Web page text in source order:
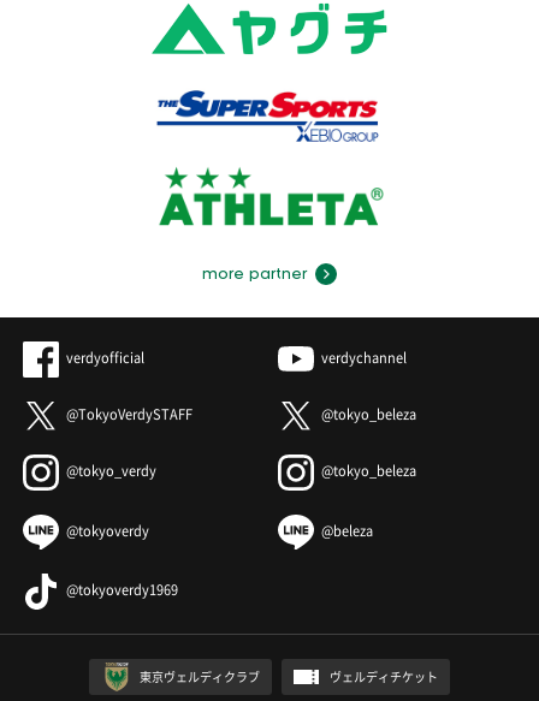
more partner
verdyofficial verdychannel
@TokyoVerdySTAFF @tokyo_beleza
@tokyo_verdy @tokyo_beleza
@tokyoverdy @beleza
@tokyoverdy1969
東京ヴェルディクラブ ヴェルディチケット